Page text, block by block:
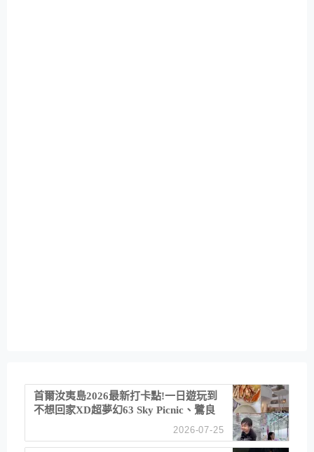
首爾汝夷島2026最新打卡點!一日遊玩到
不想回家XD超夢幻63 Sky Picnic、鷺良
津帝王蟹大餐、《淚之女王》拍攝地、漢
2026-07-25